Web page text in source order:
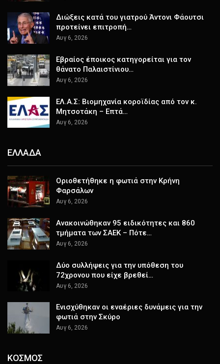
Διώξεις κατά του γιατρού Άντονι Φάουτσι
προτείνει επιτροπή…
Αυγ 6, 2026
Εβραίος έποικος κατηγορείται για τον
θάνατο Παλαιστίνιου…
Αυγ 6, 2026
ΕΛ.Α.Σ: Βιομηχανία κοροϊδίας από τον κ.
Μητσοτάκη – Επτά…
Αυγ 6, 2026
ΕΛΛΑΔΑ
Οριοθετήθηκε η φωτιά στην Κρήνη
Φαρσάλων
Αυγ 6, 2026
Ανακοινώθηκαν 95 ειδικότητες και 860
τμήματα των ΣΑΕΚ – Πότε…
Αυγ 6, 2026
Δύο συλλήψεις για την υπόθεση του
72χρονου που είχε βρεθεί…
Αυγ 6, 2026
Ενισχύθηκαν οι εναέριες δυνάμεις για την
φωτιά στην Σκύρο
Αυγ 6, 2026
ΚΟΣΜΟΣ